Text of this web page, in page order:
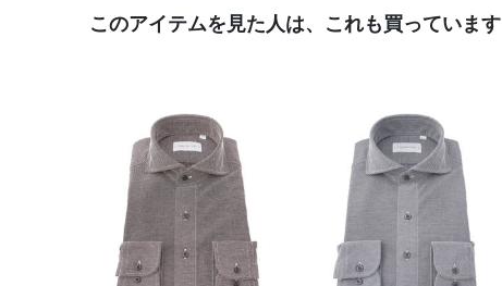
このアイテムを見た人は、これも買っています